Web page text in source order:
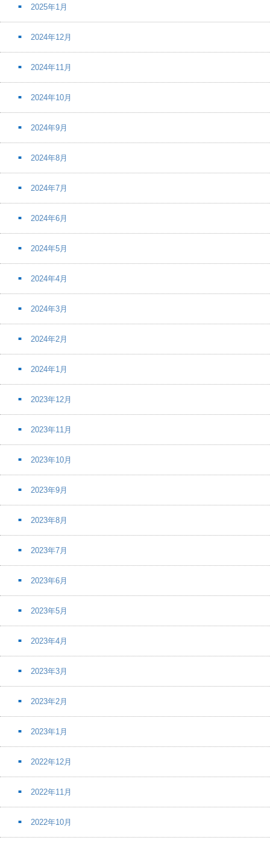
2025年1月
2024年12月
2024年11月
2024年10月
2024年9月
2024年8月
2024年7月
2024年6月
2024年5月
2024年4月
2024年3月
2024年2月
2024年1月
2023年12月
2023年11月
2023年10月
2023年9月
2023年8月
2023年7月
2023年6月
2023年5月
2023年4月
2023年3月
2023年2月
2023年1月
2022年12月
2022年11月
2022年10月